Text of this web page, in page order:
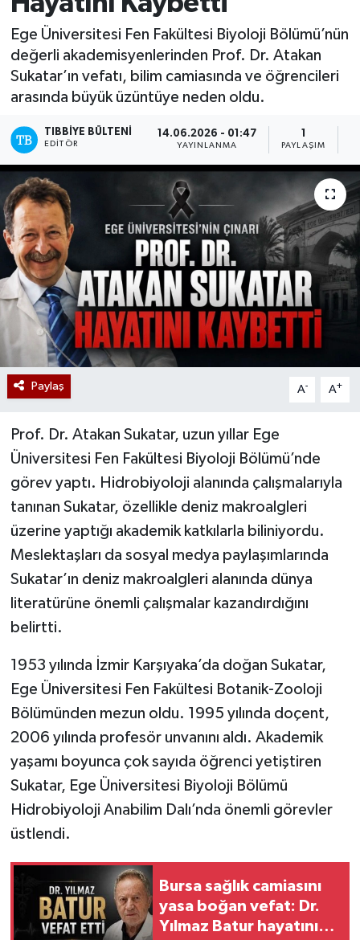
Ege Üniversitesi Fen Fakültesi Biyoloji Bölümü’nün
değerli akademisyenlerinden Prof. Dr. Atakan
Sukatar’ın vefatı, bilim camiasında ve öğrencileri
arasında büyük üzüntüye neden oldu.
TIBBIYE BÜLTENI
EDITÖR
14.06.2026 - 01:47
YAYINLANMA PAYLAŞIM
Paylaş A- A+
Prof. Dr. Atakan Sukatar, uzun yıllar Ege
Üniversitesi Fen Fakültesi Biyoloji Bölümü’nde
görev yaptı. Hidrobiyoloji alanında çalışmalarıyla
tanınan Sukatar, özellikle deniz makroalgleri
üzerine yaptığı akademik katkılarla biliniyordu.
Meslektaşları da sosyal medya paylaşımlarında
Sukatar’ın deniz makroalgleri alanında dünya
literatürüne önemli çalışmalar kazandırdığını
belirtti.
1953 yılında İzmir Karşıyaka’da doğan Sukatar,
Ege Üniversitesi Fen Fakültesi Botanik-Zooloji
Bölümünden mezun oldu. 1995 yılında doçent,
2006 yılında profesör unvanını aldı. Akademik
yaşamı boyunca çok sayıda öğrenci yetiştiren
Sukatar, Ege Üniversitesi Biyoloji Bölümü
Hidrobiyoloji Anabilim Dalı’nda önemli görevler
üstlendi.
Bursa sağlık camiasını
yasa boğan vefat: Dr.
Yılmaz Batur hayatını
Mevzuat